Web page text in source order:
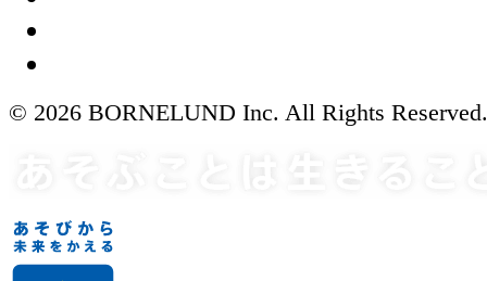
© 2026 BORNELUND Inc. All Rights Reserved.